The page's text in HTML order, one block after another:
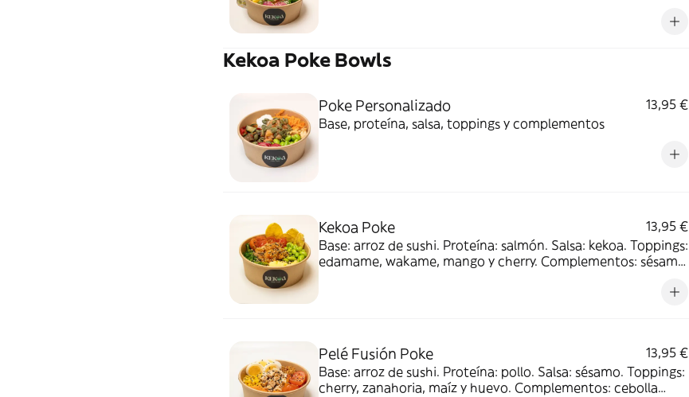
Kekoa Poke Bowls
Poke Personalizado
13,95 €
Base, proteína, salsa, toppings y complementos
Kekoa Poke
13,95 €
Base: arroz de sushi. Proteína: salmón. Salsa: kekoa. Toppings:
edamame, wakame, mango y cherry. Complementos: sésamo
Pelé Fusión Poke
13,95 €
Base: arroz de sushi. Proteína: pollo. Salsa: sésamo. Toppings:
cherry, zanahoria, maíz y huevo. Complementos: cebolla